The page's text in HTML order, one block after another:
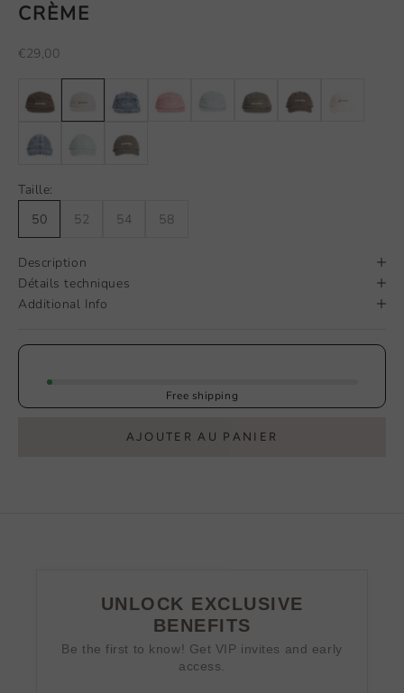
CRÈME
Prix de vente
€29,00
Taille:
50
52 54 58
Description
Détails techniques
Additional Info
Free shipping
AJOUTER AU PANIER
UNLOCK EXCLUSIVE
BENEFITS
Be the first to know! Get VIP invites and early
access.